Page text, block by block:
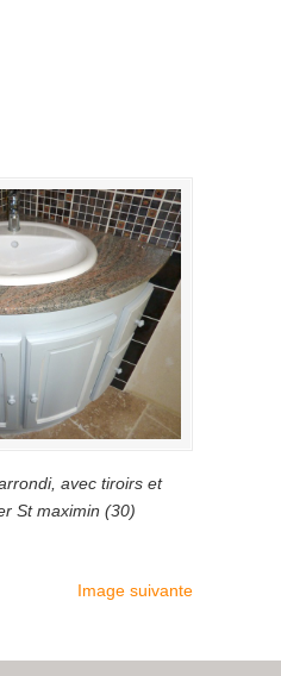
avec tiroirs et
St maximin (30)
Image suivante